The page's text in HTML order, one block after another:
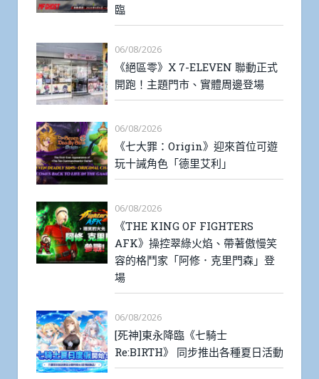
臨
06/08/2026
《絕區零》X 7-ELEVEN 聯動正式
開跑！主題門市、實體周邊登場
06/08/2026
《七大罪：Origin》迎來首位可遊
玩十誡角色「德里艾利」
06/08/2026
《THE KING OF FIGHTERS
AFK》操控翠綠火焰、帶著傲慢笑
容的格鬥家「阿修．克里門森」登
場
06/08/2026
[死神]東永降臨《七騎士
Re:BIRTH》 同步推出各種夏日活動